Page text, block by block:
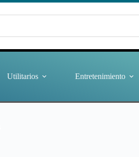
Utilitarios Entretenimiento